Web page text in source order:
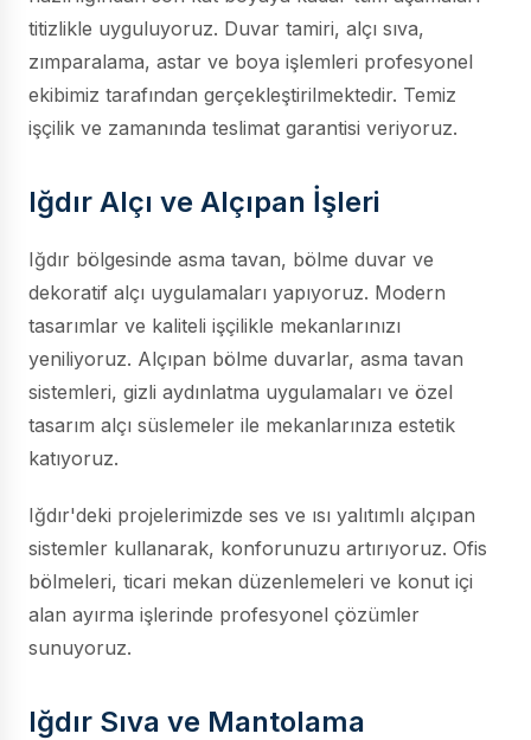
titizlikle uyguluyoruz. Duvar tamiri, alçı sıva,
zımparalama, astar ve boya işlemleri profesyonel
ekibimiz tarafından gerçekleştirilmektedir. Temiz
işçilik ve zamanında teslimat garantisi veriyoruz.
Iğdır Alçı ve Alçıpan İşleri
Iğdır bölgesinde asma tavan, bölme duvar ve
dekoratif alçı uygulamaları yapıyoruz. Modern
tasarımlar ve kaliteli işçilikle mekanlarınızı
yeniliyoruz. Alçıpan bölme duvarlar, asma tavan
sistemleri, gizli aydınlatma uygulamaları ve özel
tasarım alçı süslemeler ile mekanlarınıza estetik
katıyoruz.
Iğdır'deki projelerimizde ses ve ısı yalıtımlı alçıpan
sistemler kullanarak, konforunuzu artırıyoruz. Ofis
bölmeleri, ticari mekan düzenlemeleri ve konut içi
alan ayırma işlerinde profesyonel çözümler
sunuyoruz.
Iğdır Sıva ve Mantolama